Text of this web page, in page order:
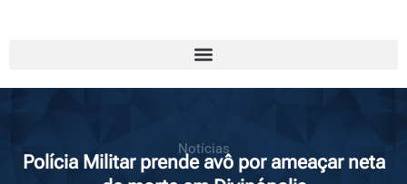
Notícias
Polícia Militar prende avô por ameaçar neta